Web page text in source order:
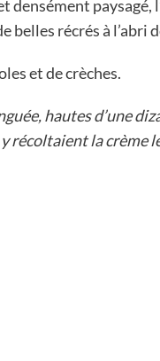
densément paysagé,
récrés à l’abri
et de crèches.
hautes d’une
récoltaient la crème